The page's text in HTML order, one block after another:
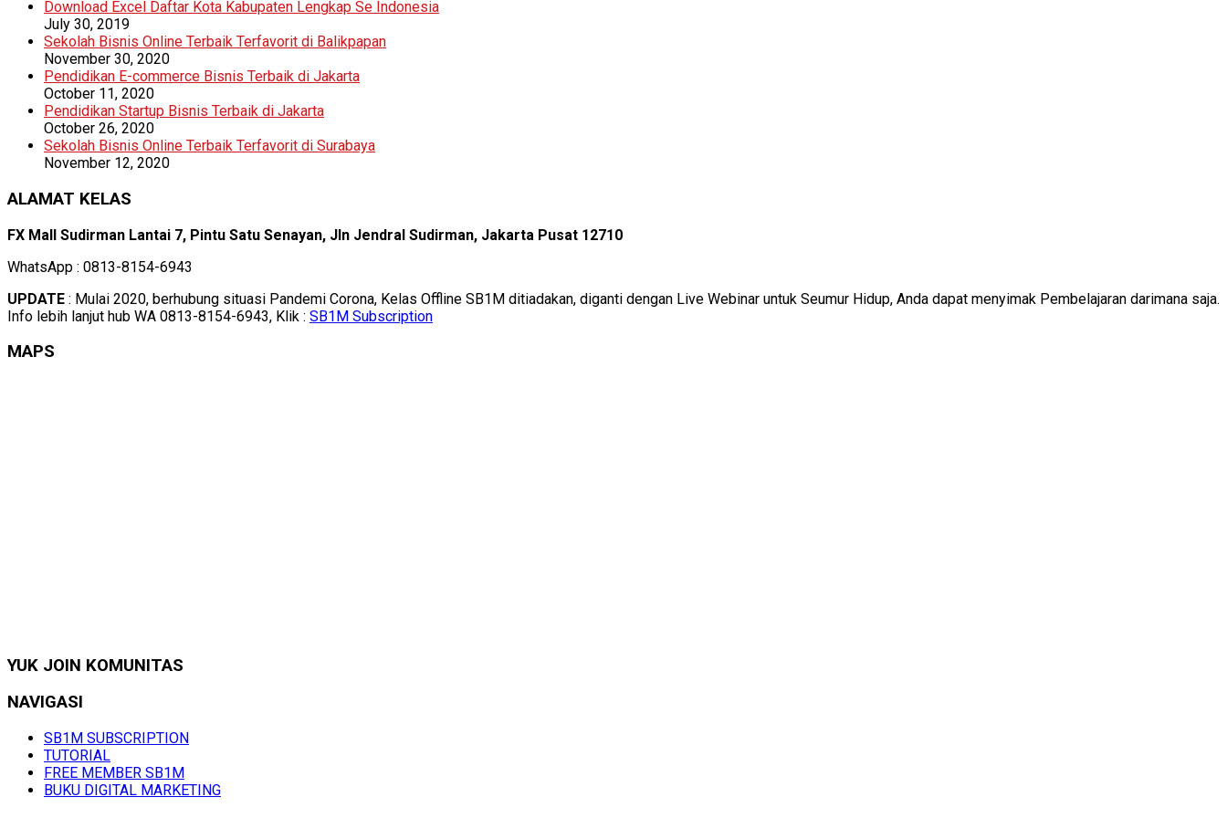
Download Excel Daftar Kota Kabupaten Lengkap Se Indonesia
July 30, 2019
Sekolah Bisnis Online Terbaik Terfavorit di Balikpapan
November 30, 2020
Pendidikan E-commerce Bisnis Terbaik di Jakarta
October 11, 2020
Pendidikan Startup Bisnis Terbaik di Jakarta
October 26, 2020
Sekolah Bisnis Online Terbaik Terfavorit di Surabaya
November 12, 2020
ALAMAT KELAS
FX Mall Sudirman Lantai 7, Pintu Satu Senayan, Jln Jendral Sudirman, Jakarta Pusat 12710
WhatsApp : 0813-8154-6943
UPDATE : Mulai 2020, berhubung situasi Pandemi Corona, Kelas Offline SB1M ditiadakan, diganti dengan Live Webinar untuk Seumur Hidup, Anda dapat menyimak Pembelajaran darimana saja.
Info lebih lanjut hub WA 0813-8154-6943, Klik : SB1M Subscription
MAPS
YUK JOIN KOMUNITAS
NAVIGASI
SB1M SUBSCRIPTION
TUTORIAL
FREE MEMBER SB1M
BUKU DIGITAL MARKETING